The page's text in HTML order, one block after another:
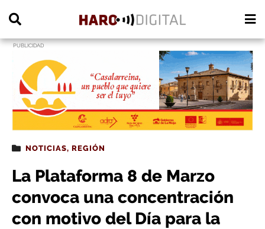
PUBLICIDAD
NOTICIAS, REGIÓN
La Plataforma 8 de Marzo
convoca una concentración
con motivo del Día para la